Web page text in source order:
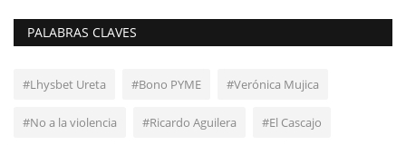
PALABRAS CLAVES
#Lhysbet Ureta #Bono PYME #Verónica Mujica
#No a la violencia #Ricardo Aguilera #El Cascajo